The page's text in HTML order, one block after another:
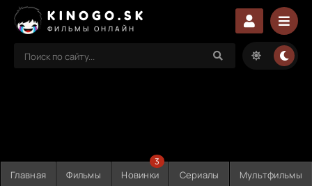
KINOGO.SK
ФИЛЬМЫ ОНЛАЙН
Главная Фильмы Новинки
3
Сериалы Мультфильмы